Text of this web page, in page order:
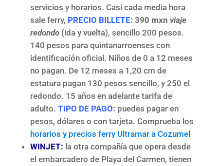
servicios y horarios. Casi cada media hora
sale ferry, PRECIO BILLETE: 390 mxn viaje
redondo(ida y vuelta), sencillo 200 pesos.
140 pesos para quintanarroenses con
identificación oficial. Niños de 0 a 12 meses
no pagan. De 12 meses a 1,20 cm de
estatura pagan 130 pesos sencillo, y 250 el
redondo. 15 años en adelante tarifa de
adulto. TIPO DE PAGO: puedes pagar en
pesos, dólares o con tarjeta. Comprueba los
horarios y precios ferry Ultramar a Cozumel
WINJET: la otra compañía que opera desde
el embarcadero de Playa del Carmen, tienen